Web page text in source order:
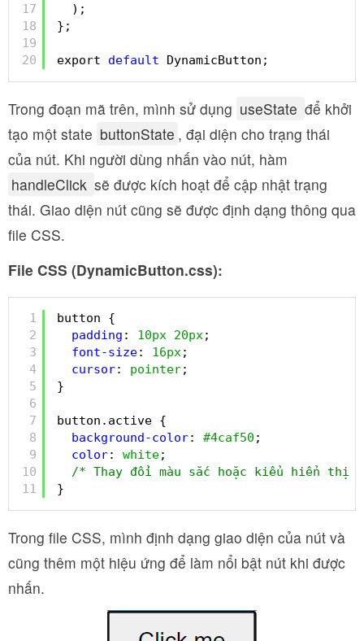
17
18
19
20
);
};
export default DynamicButton;
Trong đoạn mã trên, mình sử dụng useState để khởi
tạo một state buttonState , đại diện cho trạng thái
của nút. Khi người dùng nhấn vào nút, hàm
handleClick sẽ được kích hoạt để cập nhật trạng
thái. Giao diện nút cũng sẽ được định dạng thông qua
file CSS.
File CSS (DynamicButton.css):
1
2
3
4
5
6
7
8
9
10
11
button {
padding : 10px 20px ;
font-size: 16px ;
cursor: pointer;
}
button.active {
background-color: #4caf50 ;
color: white;
/* Thay đổi màu sắc hoặc kiểu hiển thị
}
Trong file CSS, mình định dạng giao diện của nút và
cũng thêm một hiệu ứng để làm nổi bật nút khi được
nhấn.